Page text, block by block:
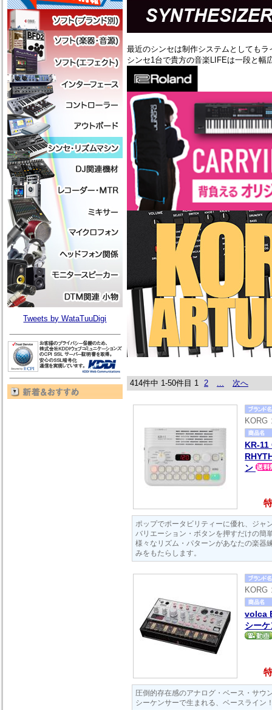
Tweets by WataTuuDigi
最近のシンセは制作システムとしても
シンセ1台で貴方の音楽LIFEは一段と幅
414件中 1-50件目 1 2 ... 次へ
KORG
KR-11
ン
ポップでポータビリティーに優れ、ジャ
バリエーション・ボタンを押すだけの簡
様々なリズム・パターンがあなたの楽器
みをもたらします。
KORG
volca
シー
圧倒的存在感のアナログ・ベース・サウ
シーケンサーで生まれる、ベースライン